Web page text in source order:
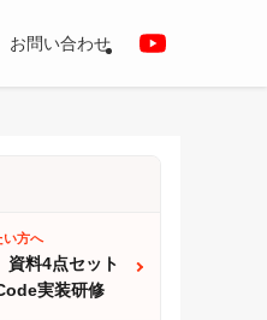
お問い合わせ
い方へ
資料4点セット
実装研修